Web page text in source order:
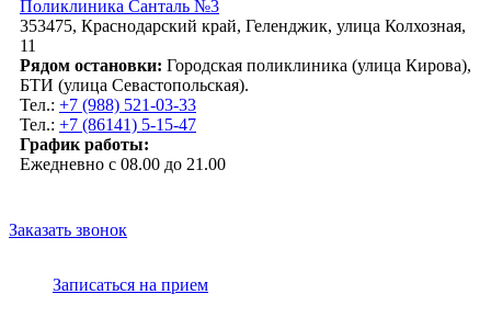
Оксана Николаевна Хорошая, 03.12.2019
Отлично!
Ольга Николаевна очень чуткий, внимательный врач.
Отличный специалист. Я очень рада, что нашла
своего врача, теперь обращаюсь только к ней.
Алена, 27.11.2019
Отлично!
Юлия , 10.10.2019
Поликлиника Санталь №3
353475, Краснодарский край, Геленджик, улица Колхозная,
11
Рядом остановки: Городская поликлиника (улица Кирова),
БТИ (улица Севастопольская).
Тел.: +7 (988) 521-03-33
Тел.: +7 (86141) 5-15-47
График работы:
Ежедневно с 08.00 до 21.00
Заказать звонок
Записаться на прием